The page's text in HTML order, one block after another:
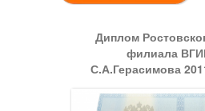
Диплом
филиала
С.А.Герасимова